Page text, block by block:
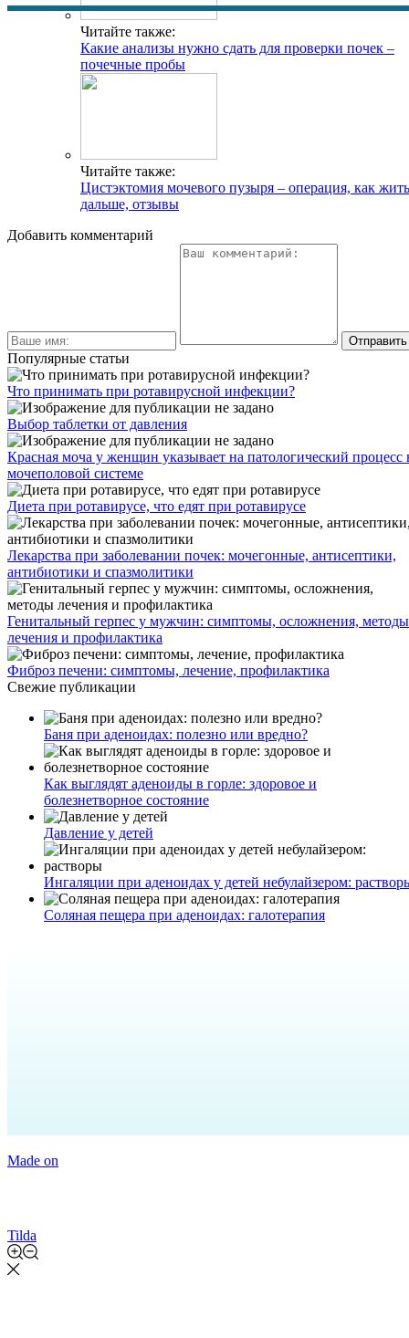
Читайте также:
Какие анализы нужно сдать для проверки почек –
почечные пробы
Читайте также:
Цистэктомия мочевого пузыря – операция, как жить
дальше, отзывы
Добавить комментарий
Популярные статьи
Что принимать при ротавирусной инфекции?
Выбор таблетки от давления
Красная моча у женщин указывает на патологический процесс
мочеполовой системе
Диета при ротавирусе, что едят при ротавирусе
Лекарства при заболевании почек: мочегонные, антисептики,
антибиотики и спазмолитики
Генитальный герпес у мужчин: симптомы, осложнения, методы
лечения и профилактика
Фиброз печени: симптомы, лечение, профилактика
Свежие публикации
Баня при аденоидах: полезно или вредно?
Как выглядят аденоиды в горле: здоровое и
болезнетворное состояние
Давление у детей
Ингаляции при аденоидах у детей небулайзером:
Соляная пещера при аденоидах: галотерапия
Made on
Tilda